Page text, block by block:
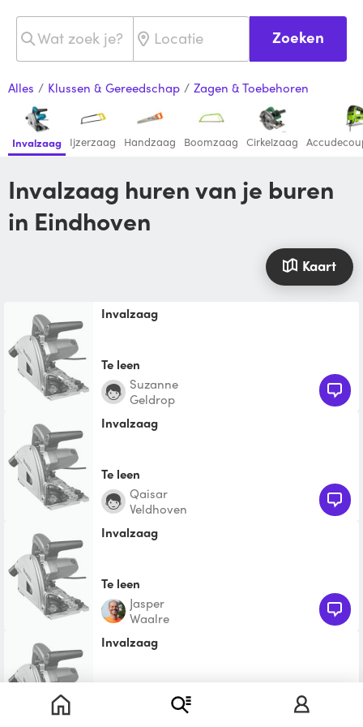
Zoeken
Alles / Klussen & Gereedschap / Zagen & Toebehoren
Invalzaag Ijzerzaag Handzaag Boomzaag Cirkelzaag
Invalzaag huren van je buren
in Eindhoven
Kaart
Invalzaag
Te leen
Suzanne
Geldrop
Invalzaag
Te leen
Qaisar
Veldhoven
Invalzaag
Te leen
Jasper
Waalre
Invalzaag